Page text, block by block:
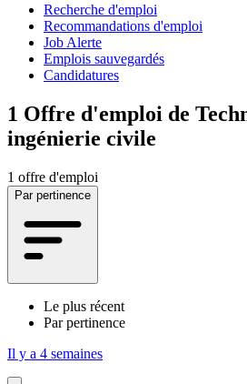
Recherche d'emploi
Recommandations d'emploi
Job Alerte
Emplois sauvegardés
Candidatures
1 Offre d'emploi de
ingénierie civile
1 offre d'emploi
Par pertinence
Le plus récent
Par pertinence
Il y a 4 semaines